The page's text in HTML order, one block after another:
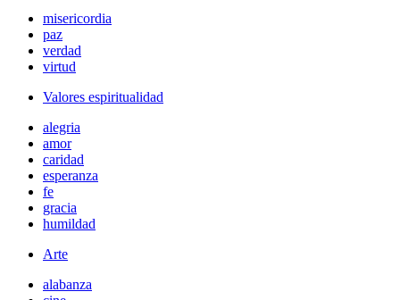
misericordia
paz
verdad
virtud
Valores espiritualidad
alegria
amor
caridad
esperanza
fe
gracia
humildad
Arte
alabanza